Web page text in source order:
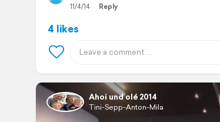
11/4/14 Reply
4 likes
Ahoi und olé 2014
Tini-Sepp-Anton-Mila